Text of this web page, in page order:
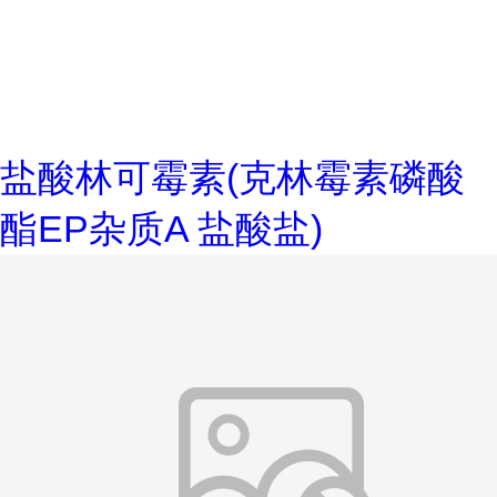
盐酸林可霉素(克林霉素磷酸
酯EP杂质A 盐酸盐)